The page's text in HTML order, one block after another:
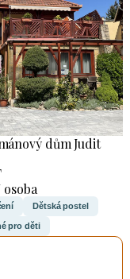
dům Judit
Dětská postel
pro děti